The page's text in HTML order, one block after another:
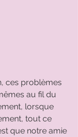
ces problèmes
au fil du
lorsque
tout ce
que notre amie